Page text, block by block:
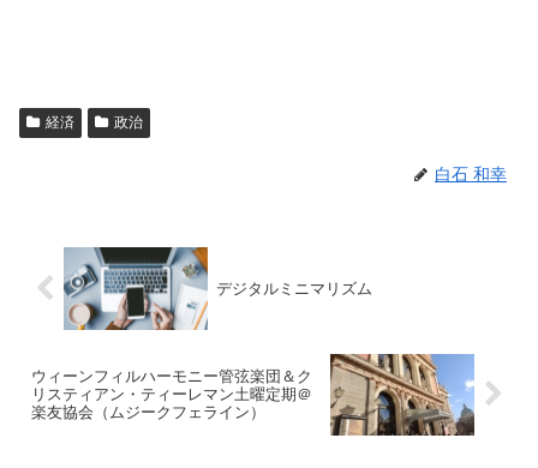
経済 政治
白石 和幸
デジタルミニマリズム
ウィーンフィルハーモニー管弦楽団＆ク
リスティアン・ティーレマン土曜定期＠
楽友協会（ムジークフェライン）